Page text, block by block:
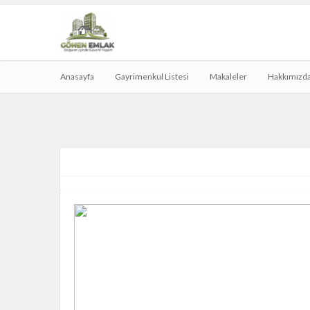
Anasayfa Gayrimenkul Listesi Makaleler Hakkımızda